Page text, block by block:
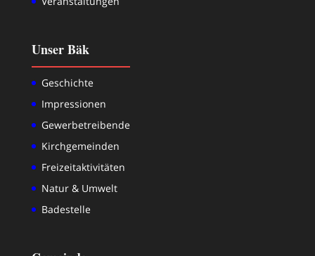
Unser Bäk
Geschichte
Impressionen
Gewerbetreibende
Kirchgemeinden
Freizeitaktivitäten
Natur & Umwelt
Badestelle